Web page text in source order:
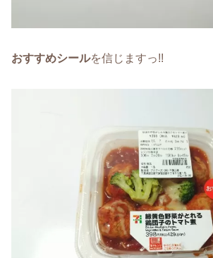
おすすめシールを信じますっ!!